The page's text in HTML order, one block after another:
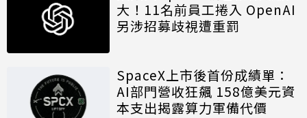
大！11名前員工捲入 OpenAI
另涉招募歧視遭重罰
SpaceX上市後首份成績單：
AI部門營收狂飆 158億美元資
本支出揭露算力軍備代價